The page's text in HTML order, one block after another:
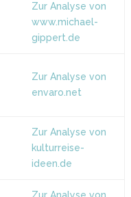
Zur Analyse von
www.michael-
gippert.de
Zur Analyse von
envaro.net
Zur Analyse von
kulturreise-
ideen.de